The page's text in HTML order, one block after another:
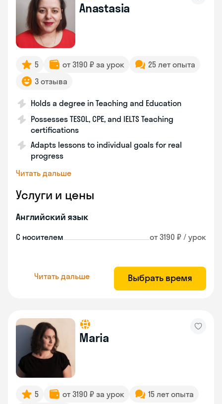
Anastasia
5 от 3190 ₽ за урок
25 лет опыта
3 отзыва
Holds a degree in Teaching and Education
Possesses TESOL, CPE, and IELTS Teaching
certifications
Adapts lessons to individual goals for real
progress
Читать дальше
Услуги и цены
Английский язык
С носителем от 3190 ₽ / урок
Читать дальше Выбрать время
Maria
5 от 3190 ₽ за урок
15 лет опыта